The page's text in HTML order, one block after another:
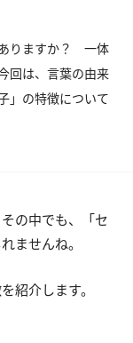
ありますか？ 一体
回は、言葉の由来
」の特徴について
の中でも、「セ
ませんね。
紹介します。